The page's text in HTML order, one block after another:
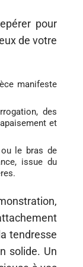
pour
de votre
manifeste
des
et
le bras de
issue du
tendresse
solide. Un